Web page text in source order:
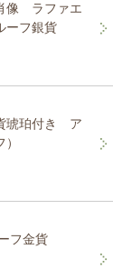
像 ラファエ
ーフ銀貨
琥珀付き ア
フ金貨